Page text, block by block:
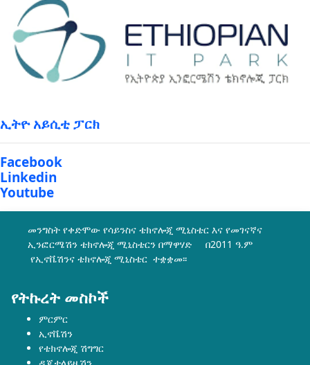
ኢትዮ አይሲቲ ፓርክ
Facebook
Linkedin
Youtube
መንግስት የቀድሞው የሳይንስና ቴክኖሎጂ ሚኒስቴር እና የመገናኛና
ኢንፎርሜሽን ቴክኖሎጂ ሚኒስቴርን በማዋሃድ በ2011 ዓ.ም
የኢኖቬሽንና ቴክኖሎጂ ሚኒስቴር ተቋቋመ፡፡
የትኩረት መስኮች
ምርምር
ኢኖቬሽን
የቴክኖሎጂ ሽግግር